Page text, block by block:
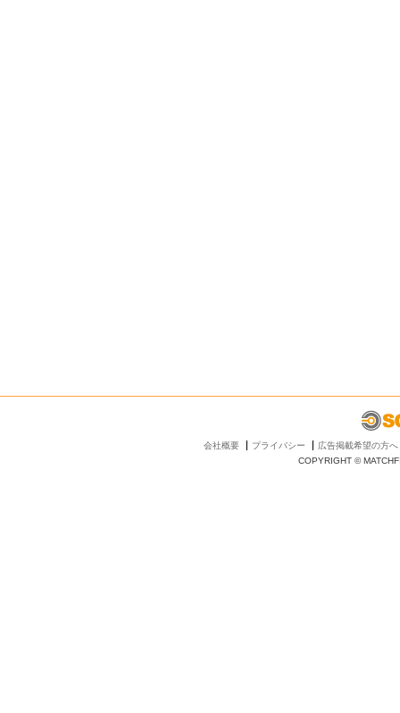
会社概要 プライバシー
広告掲載希望の方へ
COPYRIGHT ©